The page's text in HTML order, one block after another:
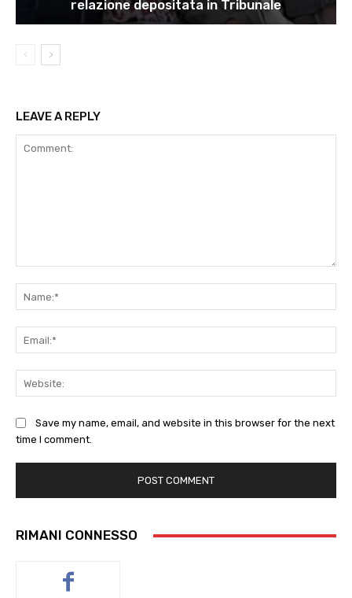
relazione depositata in Tribunale
LEAVE A REPLY
Save my name, email, and website in this browser for the next
time I comment.
RIMANI CONNESSO